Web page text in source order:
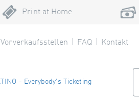
Print at Home
Vorverkaufsstellen FAQ Kontakt